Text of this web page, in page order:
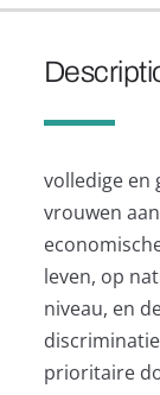
volledige en
vrouwen
leven, op
niveau, en
prioritaire